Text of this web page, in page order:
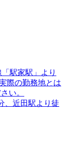
駅家駅」より
際の勤務地とは
い。
、近田駅より徒